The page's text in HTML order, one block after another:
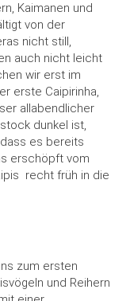
Kaimanen und
von der
nicht still,
auch nicht leicht
wir erst im
erste Caipirinha,
allabendlicher
dunkel ist,
es bereits
erschöpft vom
recht früh in die
zum ersten
und Reihern